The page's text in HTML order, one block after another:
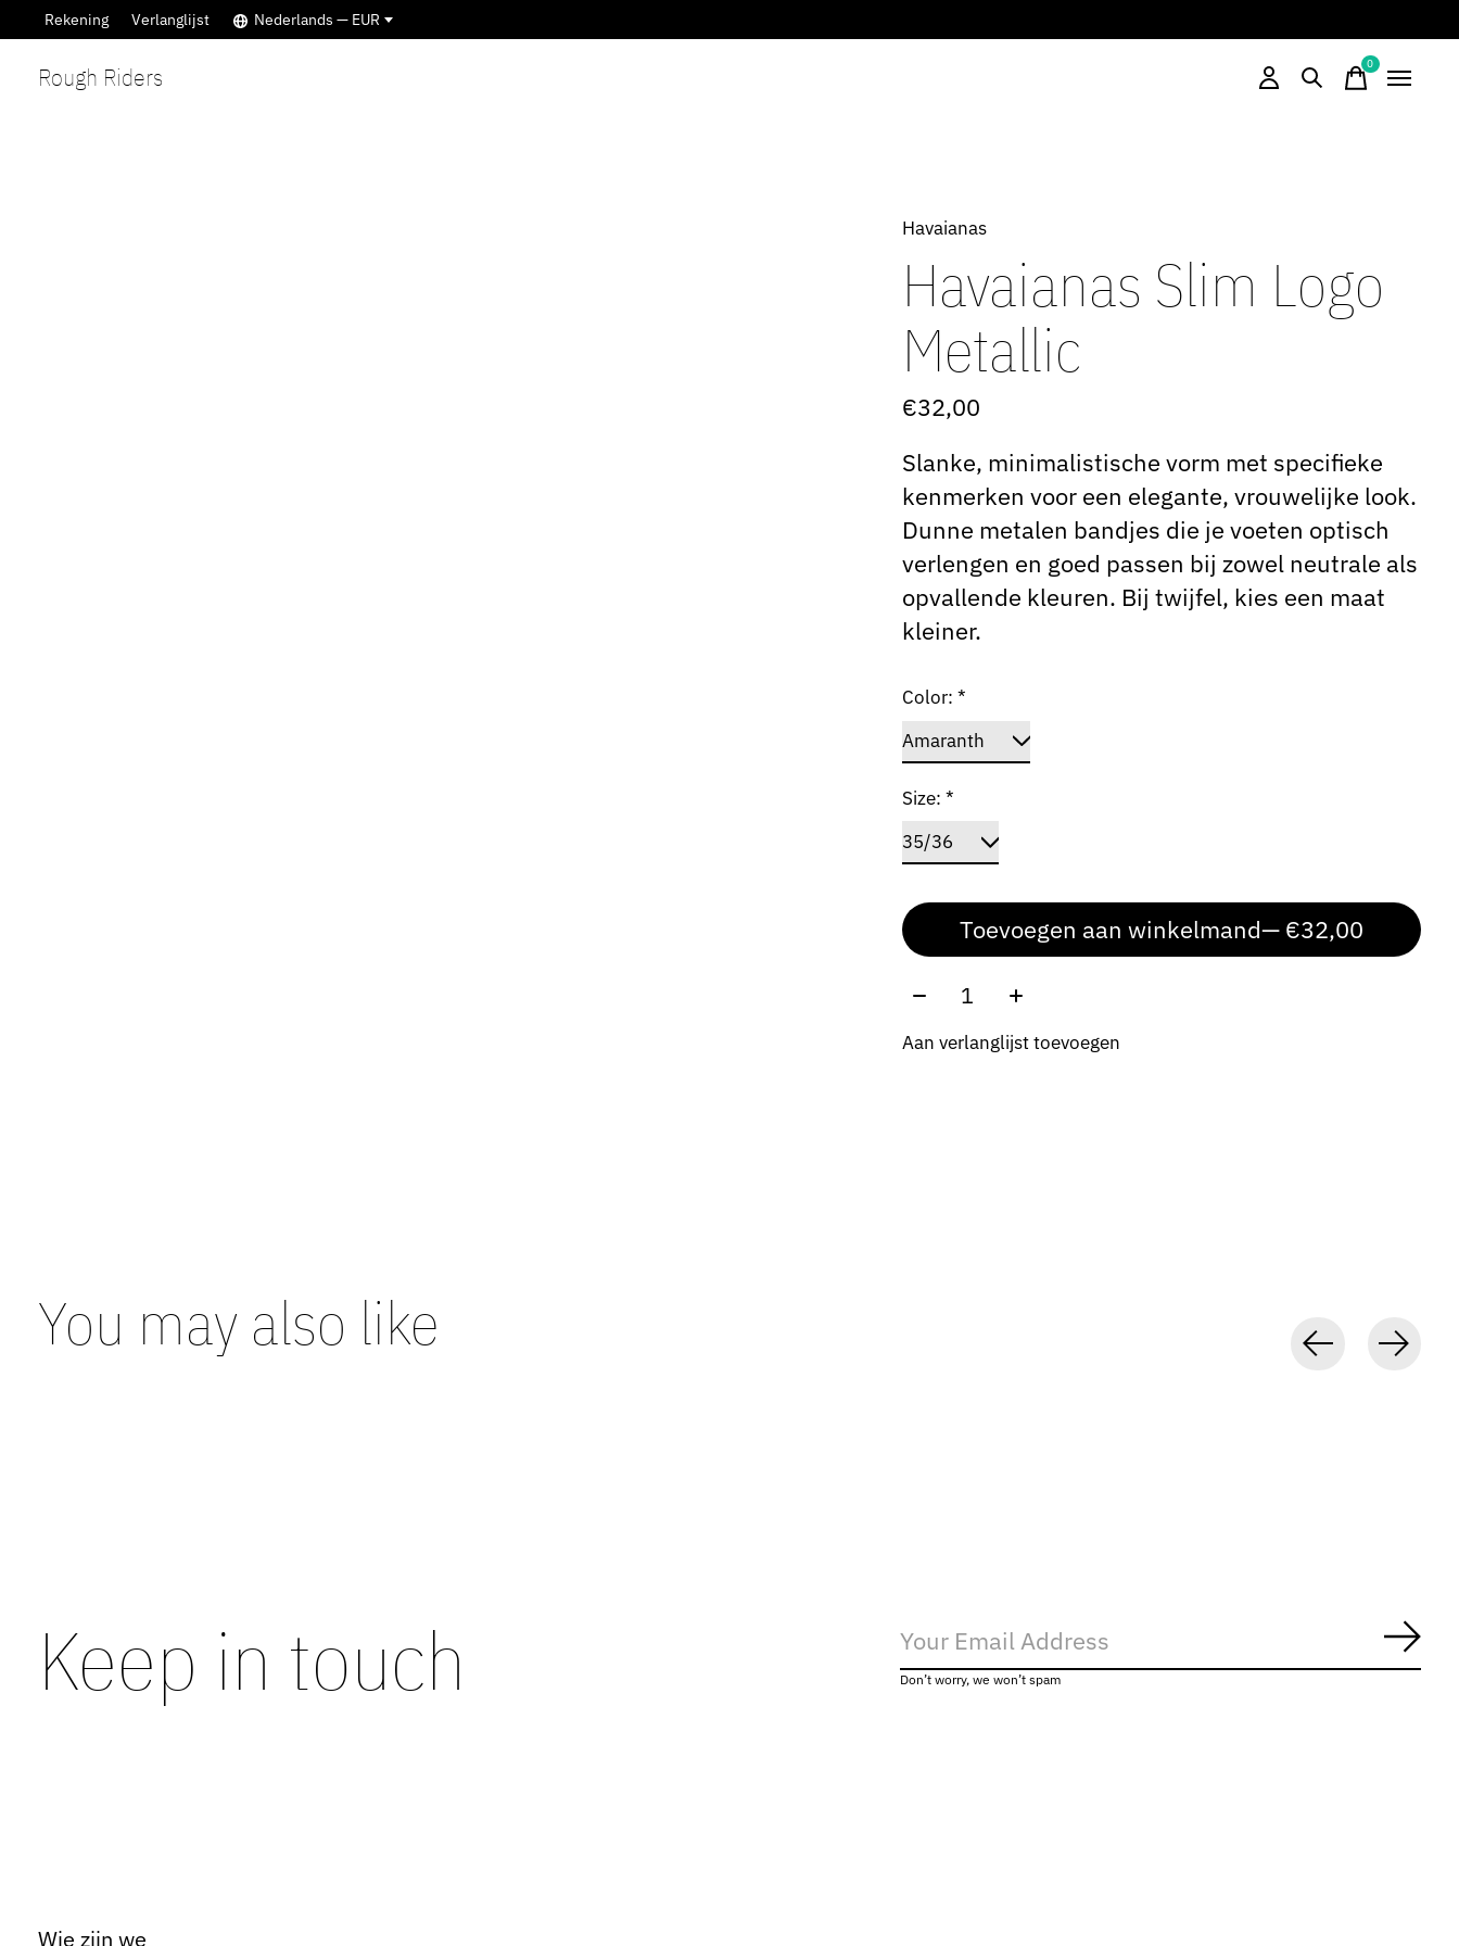
Rekening Verlanglijst Nederlands — EUR
Rough Riders 0items
Havaianas
Havaianas Slim Logo
Metallic
€32,00
Slanke, minimalistische vorm met specifieke
kenmerken voor een elegante, vrouwelijke look.
Dunne metalen bandjes die je voeten optisch
verlengen en goed passen bij zowel neutrale als
opvallende kleuren. Bij twijfel, kies een maat
kleiner.
Color:*
Size:*
Toevoegen aan winkelmand
— €32,00
Aantal:
Aan verlanglijst toevoegen
You may also like
Keep in touch Don’t worry, we won’t spam
Wie zijn we